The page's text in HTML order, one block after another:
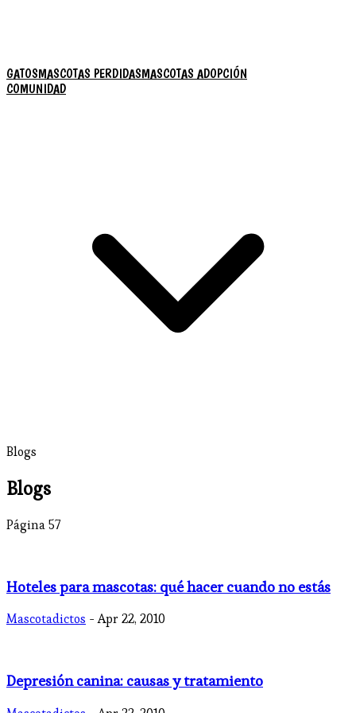
GATOSMASCOTAS PERDIDASMASCOTAS ADOPCIÓN
COMUNIDAD
Blogs
Blogs
Página 57
Hoteles para mascotas: qué hacer cuando no estás
Mascotadictos - Apr 22, 2010
Depresión canina: causas y tratamiento